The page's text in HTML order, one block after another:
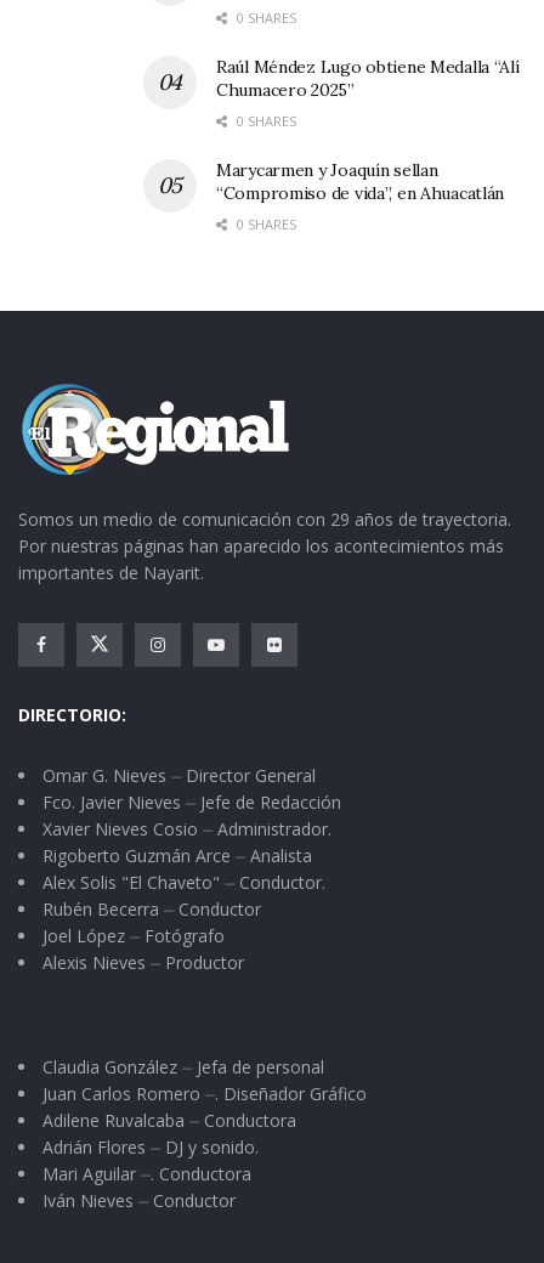
0 SHARES
Raúl Méndez Lugo obtiene Medalla “Alí
Chumacero 2025”
0 SHARES
Marycarmen y Joaquín sellan
“Compromiso de vida”, en Ahuacatlán
0 SHARES
Somos un medio de comunicación con 29 años de trayectoria.
Por nuestras páginas han aparecido los acontecimientos más
importantes de Nayarit.
DIRECTORIO:
Omar G. Nieves ⏤ Director General
Fco. Javier Nieves ⏤ Jefe de Redacción
Xavier Nieves Cosio ⏤ Administrador.
Rigoberto Guzmán Arce ⏤ Analista
Alex Solis "El Chaveto" ⏤ Conductor.
Rubén Becerra ⏤ Conductor
Joel López ⏤ Fotógrafo
Alexis Nieves ⏤ Productor
Claudia González ⏤ Jefa de personal
Juan Carlos Romero ⏤. Diseñador Gráfico
Adilene Ruvalcaba ⏤ Conductora
Adrián Flores ⏤ DJ y sonido.
Mari Aguilar ⏤. Conductora
Iván Nieves ⏤ Conductor